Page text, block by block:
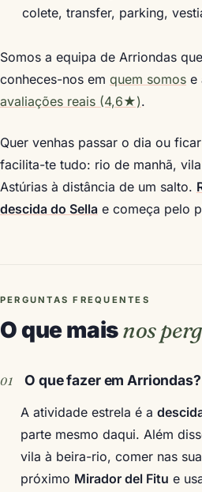
colete, transfer, parking,
Somos a equipa de Arriondas
conheces-nos em quem somos e
avaliações reais (4,6★).
Quer venhas passar o dia ou
facilita-te tudo: rio de manhã,
Astúrias à distância de um salto.
descida do Sella e começa pelo
PERGUNTAS FREQUENTES
O que maisnos
O que fazer em Arriondas?
A atividade estrela é a
parte mesmo daqui. Além
vila à beira-rio, comer nas
próximo Mirador del Fitu e